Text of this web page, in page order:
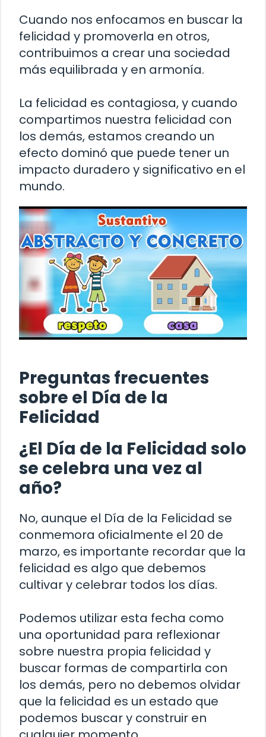
Cuando nos enfocamos en buscar la
felicidad y promoverla en otros,
contribuimos a crear una sociedad
más equilibrada y en armonía.
La felicidad es contagiosa, y cuando
compartimos nuestra felicidad con
los demás, estamos creando un
efecto dominó que puede tener un
impacto duradero y significativo en el
mundo.
Preguntas frecuentes
sobre el Día de la
Felicidad
¿El Día de la Felicidad solo
se celebra una vez al
año?
No, aunque el Día de la Felicidad se
conmemora oficialmente el 20 de
marzo, es importante recordar que la
felicidad es algo que debemos
cultivar y celebrar todos los días.
Podemos utilizar esta fecha como
una oportunidad para reflexionar
sobre nuestra propia felicidad y
buscar formas de compartirla con
los demás, pero no debemos olvidar
que la felicidad es un estado que
podemos buscar y construir en